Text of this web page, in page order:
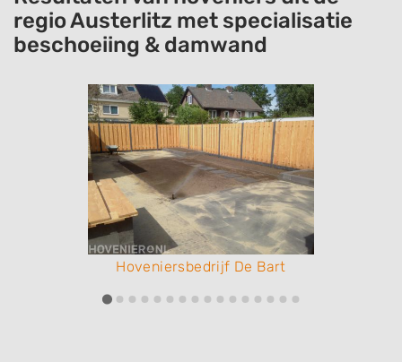
regio Austerlitz met specialisatie
beschoeiing & damwand
Hoveniersbedrijf De Bart